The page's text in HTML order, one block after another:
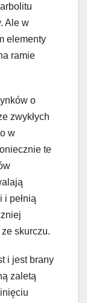
Ale w
elementy
ramie
o
zwykłych
w
te
i pełnią
skurczu.
i jest brany
zaletą